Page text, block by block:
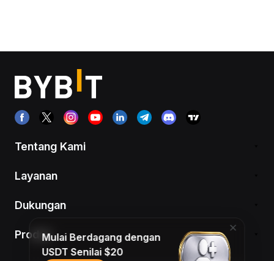
Tentang Kami
Layanan
Dukungan
ProdukMulai Berdagang dengan
USDT Senilai $20